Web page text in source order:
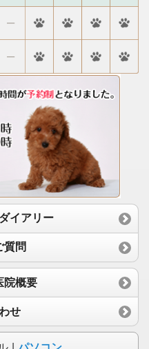
イアリー
質問
院概要
せ